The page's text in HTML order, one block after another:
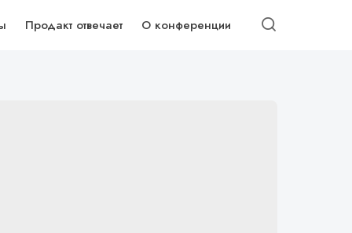
Продакт отвечает О конференции